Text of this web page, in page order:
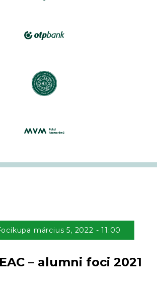
március 5, 2022 - 11:00
– alumni foci 2021